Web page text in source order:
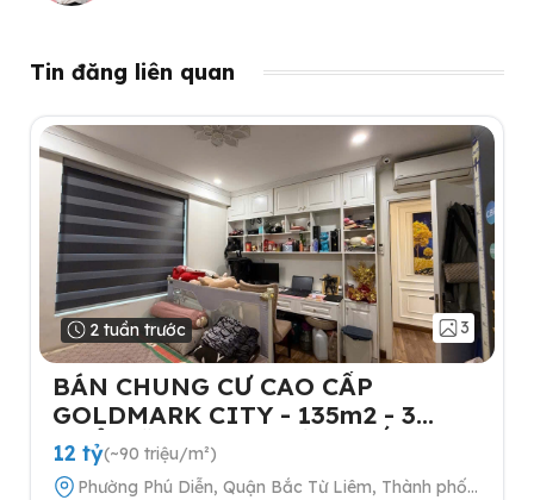
Tin đăng liên quan
2 tuần trước 3
BÁN CHUNG CƯ CAO CẤP
GOLDMARK CITY - 135m2 - 3
NGỦ-TẶNG FULL NỘI THẤT- 2
SLOT Ô TÔ
12 tỷ(~90 triệu/m²)
Phường Phú Diễn, Quận Bắc Từ Liêm, Thành phố